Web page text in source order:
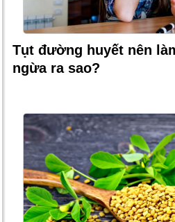
Tụt đường huyết nên
ngừa ra sao?